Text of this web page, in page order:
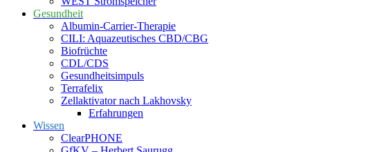
Gesundheit
Albumin-Carrier-Therapie
CILI: Aquazeutisches CBD/CBG
Biofrüchte
CDL/CDS
Gesundheitsimpuls
Terrafelix
Zellaktivator nach Lakhovsky
Erfahrungen
Wissen
ClearPHONE